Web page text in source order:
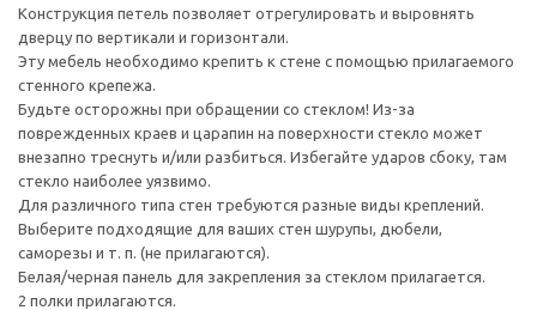
Конструкция петель позволяет отрегулировать и выровнять
дверцу по вертикали и горизонтали.
Эту мебель необходимо крепить к стене с помощью прилагаемого
стенного крепежа.
Будьте осторожны при обращении со стеклом! Из-за
поврежденных краев и царапин на поверхности стекло может
внезапно треснуть и/или разбиться. Избегайте ударов сбоку, там
стекло наиболее уязвимо.
Для различного типа стен требуются разные виды креплений.
Выберите подходящие для ваших стен шурупы, дюбели,
саморезы и т. п. (не прилагаются).
Белая/черная панель для закрепления за стеклом прилагается.
2 полки прилагаются.